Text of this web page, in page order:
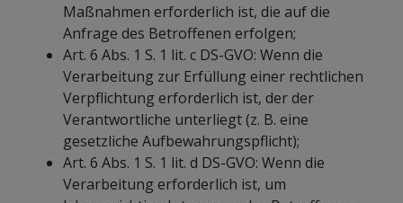
Maßnahmen erforderlich ist, die auf die
Anfrage des Betroffenen erfolgen;
Art. 6 Abs. 1 S. 1 lit. c DS-GVO: Wenn die
Verarbeitung zur Erfüllung einer rechtlichen
Verpflichtung erforderlich ist, der der
Verantwortliche unterliegt (z. B. eine
gesetzliche Aufbewahrungspflicht);
Art. 6 Abs. 1 S. 1 lit. d DS-GVO: Wenn die
Verarbeitung erforderlich ist, um